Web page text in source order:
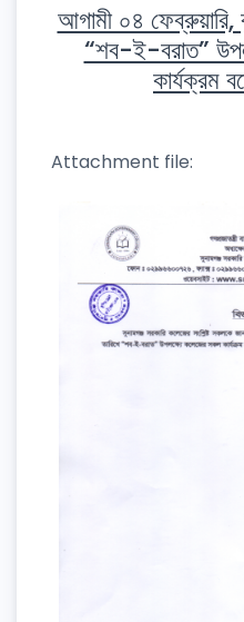
আগামী ০৪ ফেব্রুয়ারি,
“শব-ই-বরাত”
কার্যক্রম
Attachment file: